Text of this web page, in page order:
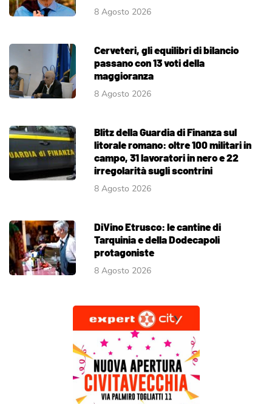
8 Agosto 2026
Cerveteri, gli equilibri di bilancio
passano con 13 voti della
maggioranza
8 Agosto 2026
Blitz della Guardia di Finanza sul
litorale romano: oltre 100 militari in
campo, 31 lavoratori in nero e 22
irregolarità sugli scontrini
8 Agosto 2026
DiVino Etrusco: le cantine di
Tarquinia e della Dodecapoli
protagoniste
8 Agosto 2026